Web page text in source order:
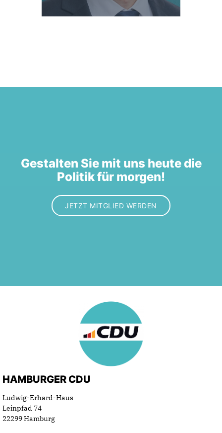
Gestalten Sie mit uns heute die
Politik für morgen!
JETZT MITGLIED WERDEN
HAMBURGER CDU
Ludwig-Erhard-Haus
Leinpfad 74
22299 Hamburg